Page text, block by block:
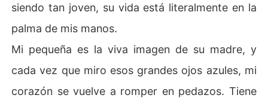
siendo tan joven, su vida está literalmente en la
palma de mis manos.
Mi pequeña es la viva imagen de su madre, y
cada vez que miro esos grandes ojos azules, mi
corazón se vuelve a romper en pedazos. Tiene